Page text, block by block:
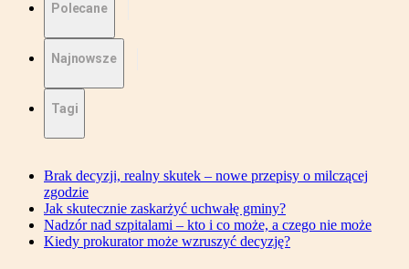
Polecane
Najnowsze
Tagi
Brak decyzji, realny skutek – nowe przepisy o milczącej
zgodzie
Jak skutecznie zaskarżyć uchwałę gminy?
Nadzór nad szpitalami – kto i co może, a czego nie może
Kiedy prokurator może wzruszyć decyzję?